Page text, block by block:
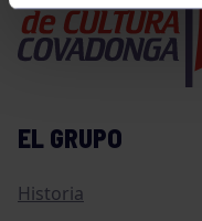
EL GRUPO
Historia